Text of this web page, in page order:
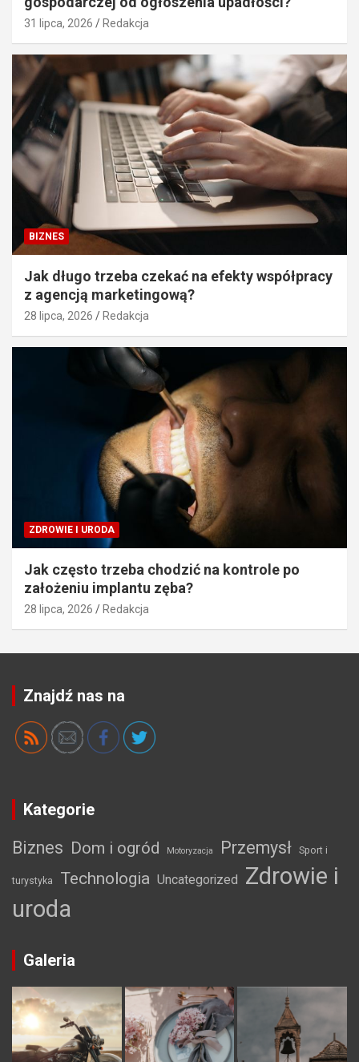
31 lipca, 2026 Redakcja
BIZNES
Jak długo trzeba czekać na efekty współpracy
z agencją marketingową?
28 lipca, 2026 Redakcja
ZDROWIE I URODA
Jak często trzeba chodzić na kontrole po
założeniu implantu zęba?
28 lipca, 2026 Redakcja
Znajdź nas na
Kategorie
Biznes Dom i ogród Motoryzacja Przemysł Sport i
turystyka Technologia Uncategorized
Zdrowie i
uroda
Galeria